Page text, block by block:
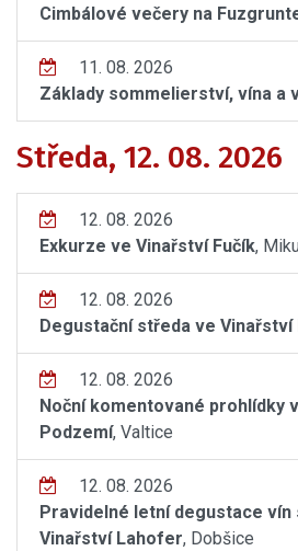
Cimbálové večery na
11. 08. 2026
Základy sommelierství, vína a
Středa, 12. 08. 2026
12. 08. 2026
Exkurze ve Vinařství Fučík,
12. 08. 2026
Degustační středa ve Vinařství
12. 08. 2026
Noční komentované prohlídky
Podzemí, Valtice
12. 08. 2026
Pravidelné letní degustace vín
Vinařství Lahofer, Dobšice